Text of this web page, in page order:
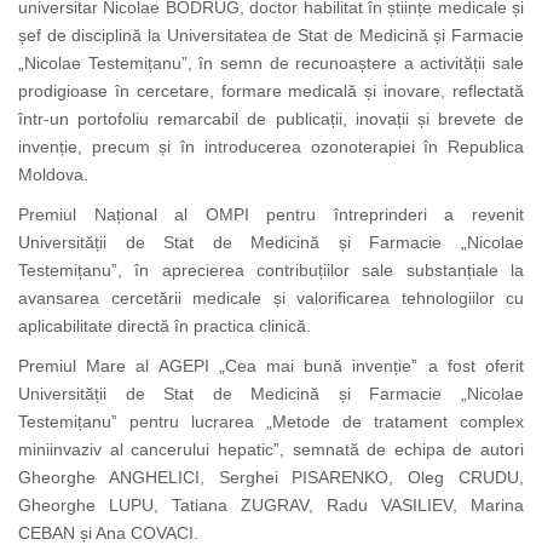
universitar Nicolae BODRUG, doctor habilitat în științe medicale și
șef de disciplină la Universitatea de Stat de Medicină și Farmacie
„Nicolae Testemițanu”, în semn de recunoaștere a activității sale
prodigioase în cercetare, formare medicală și inovare, reflectată
într-un portofoliu remarcabil de publicații, inovații și brevete de
invenție, precum și în introducerea ozonoterapieiîn Republica
Moldova.
Premiul Național al OMPI pentru întreprinderi
a revenit
Universității de Stat de Medicină și Farmacie „Nicolae
Testemițanu”, în aprecierea contribuțiilor sale substanțiale la
avansarea cercetării medicale și valorificarea tehnologiilor cu
aplicabilitate directă în practica clinică.
Premiul Mare al AGEPI „Cea mai bună invenție” a fost oferit
Universității de Stat de Medicină și Farmacie „Nicolae
Testemițanu” pentru lucrarea „Metode de tratament complex
miniinvaziv al cancerului hepatic”, semnată de echipa de autori
Gheorghe ANGHELICI, Serghei PISARENKO, Oleg CRUDU,
Gheorghe LUPU, Tatiana ZUGRAV, Radu VASILIEV, Marina
CEBAN și Ana COVACI.